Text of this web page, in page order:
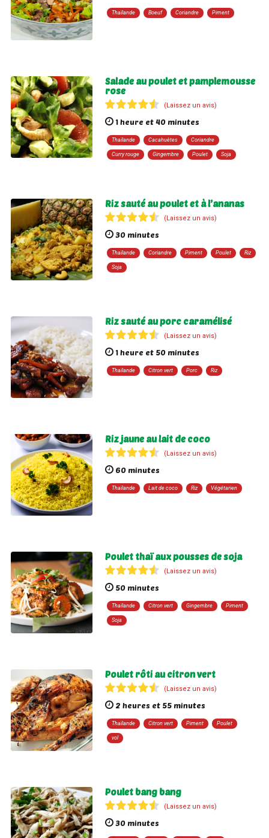
Thaïlande Boeuf Coriandre Piment
Salade au poulet et pamplemousse
rose
(Laissez un avis)
1 heure et 40 minutes
Thaïlande Cacahuètes Coriandre
Curry rouge Gingembre Poulet Soja
Riz sauté au poulet et à l’ananas
(Laissez un avis)
30 minutes
Thaïlande Coriandre Piment Poulet Riz
Soja
Riz sauté au porc caramélisé
(Laissez un avis)
1 heure et 50 minutes
Thaïlande Citron vert Porc Riz
Riz jaune au lait de coco
(Laissez un avis)
60 minutes
Thaïlande Lait de coco Riz Végétarien
Poulet thaï aux pousses de soja
(Laissez un avis)
50 minutes
Thaïlande Citron vert Gingembre Piment
Soja
Poulet rôti au citron vert
(Laissez un avis)
2 heures et 55 minutes
Thaïlande Citron vert Piment Poulet
vol
Poulet bang bang
(Laissez un avis)
30 minutes